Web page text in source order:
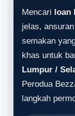
Mencari loan
jelas,
semakan
khas untuk
Lumpur /
Perodua
langkah